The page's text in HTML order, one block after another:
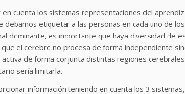
cuenta los sistemas representaciones del
debamos etiquetar a las personas en cada uno de
dominante, es importante que haya diversidad de
el cerebro no procesa de forma independiente
de forma conjunta distintas regiones
sería limitarla.
información teniendo en cuenta los 3